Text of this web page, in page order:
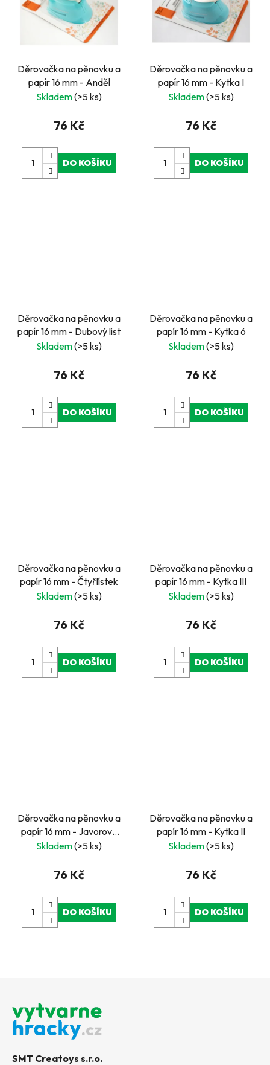
Děrovačka na pěnovku a
papír 16 mm - Anděl
Skladem(>5 ks)
76 Kč
DO KOŠÍKU
Děrovačka na pěnovku a
papír 16 mm - Kytka I
Skladem(>5 ks)
76 Kč
DO KOŠÍKU
Děrovačka na pěnovku a
papír 16 mm - Dubový list
Skladem(>5 ks)
76 Kč
DO KOŠÍKU
Děrovačka na pěnovku a
papír 16 mm - Kytka 6
Skladem(>5 ks)
76 Kč
DO KOŠÍKU
Děrovačka na pěnovku a
papír 16 mm - Čtyřlístek
Skladem(>5 ks)
76 Kč
DO KOŠÍKU
Děrovačka na pěnovku a
papír 16 mm - Kytka III
Skladem(>5 ks)
76 Kč
DO KOŠÍKU
Děrovačka na pěnovku a
papír 16 mm - Javorový
list
Skladem(>5 ks)
76 Kč
DO KOŠÍKU
Děrovačka na pěnovku a
papír 16 mm - Kytka II
Skladem(>5 ks)
76 Kč
DO KOŠÍKU
SMT Creatoys s.r.o.